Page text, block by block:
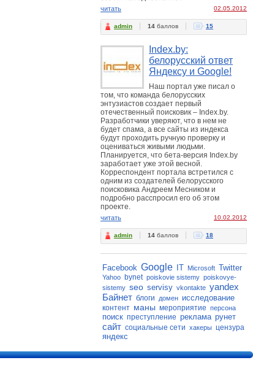
читать 02.05.2012
admin 14 баллов 15
Index.by:
белорусский ответ
Яндексу и Google!
Наш портал уже писал о
том, что команда белорусских
энтузиастов создает первый
отечественный поисковик – Index.by.
Разработчики уверяют, что в нем не
будет спама, а все сайты из индекса
будут проходить ручную проверку и
оцениваться живыми людьми.
Планируется, что бета-версия Index.by
заработает уже этой весной.
Корреспондент портала встретился с
одним из создателей белорусского
поисковика Андреем Месником и
подробно расспросил его об этом
проекте.
читать 10.02.2012
admin 14 баллов 18
Facebook Google IT Microsoft Twitter
Yahoo bynet poiskovie sistemy poiskovye-
sistemy seo servisy vkontakte yandex
Байнет блоги домен исследование
контент маны мероприятие персона
поиск преступление реклама рунет
сайт социальные сети хакеры цензура
яндекс